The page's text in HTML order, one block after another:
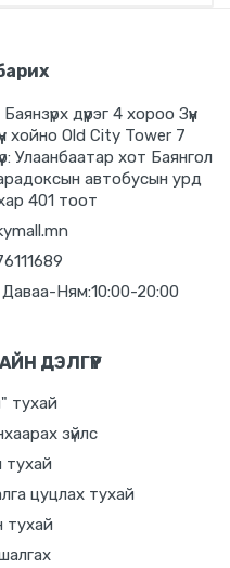
дүүрэг 4 хороо Зүүн
хойно Old City Tower 7
Улаанбаатар хот Баянгол
автобусын урд
401 тоот
Ням:10:00-20:00
ДЭЛГҮҮР
тухай
зүйлс
тухай
цуцлах тухай
тухай